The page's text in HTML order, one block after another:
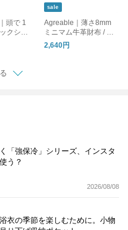
頭で 1
クシェ
sale
Agreable｜薄さ8mm
ミニマム牛革財布 / フ
ラットで嵩張りにくい
本革 ミニ財布
2,640円
「強保冷」シリーズ、インスタ
う？
2026/08/08
衣の季節を楽しむために。小物